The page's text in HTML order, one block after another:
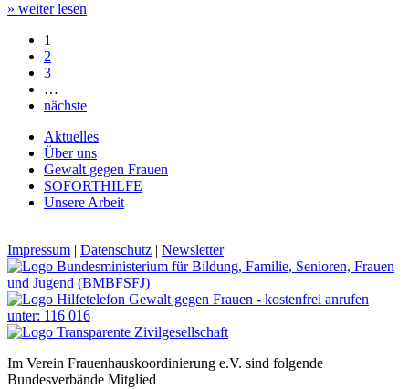
» weiter lesen
1
2
3
…
nächste
Aktuelles
Über uns
Gewalt gegen Frauen
SOFORTHILFE
Unsere Arbeit
Impressum | Datenschutz | Newsletter
Im Verein Frauenhauskoordinierung e.V. sind folgende
Bundesverbände Mitglied